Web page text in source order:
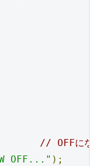
// OFFにな
OFF..." );